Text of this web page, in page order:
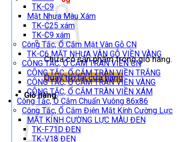
Chưa có sản phẩm trong giỏ hàng.
Quay trở lại cửa hàng
Giỏ hàng
TK-C9
Mặt Nhựa Màu Xám
TK-C25 xám
TK-C9 xám
Công Tắc, Ổ Cắm Mặt Vân Gỗ CN
TK-C6 MẶT NHỰA VÂN GỖ VIỀN VÀNG
CÔNG TẮC, Ổ CẮM TRÀN VIỀN CN
CÔNG TẮC, Ổ CẮM TRÀN VIỀN TRẮNG
CÔNG TẮC, Ổ CẮM TRÀN VIỀN VÀNG
CÔNG TẮC, Ổ CẮM TRÀN VIỀN XÁM
Công Tắc, Ổ Cắm Chuẩn Vuông 86x86
Công Tắc, Ổ Cắm Điện Mặt Kính Cường Lực
MẶT KÍNH CƯỜNG LỰC MÀU ĐEN
TK-F71D ĐEN
TK-V18 ĐEN